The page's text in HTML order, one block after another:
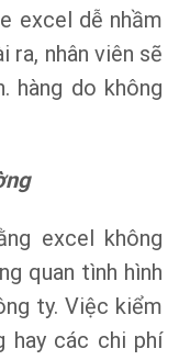
excel dễ nhầm
ra, nhân viên sẽ
hàng do không
excel không
quan tình hình
ty. Việc kiểm
hay các chi phí